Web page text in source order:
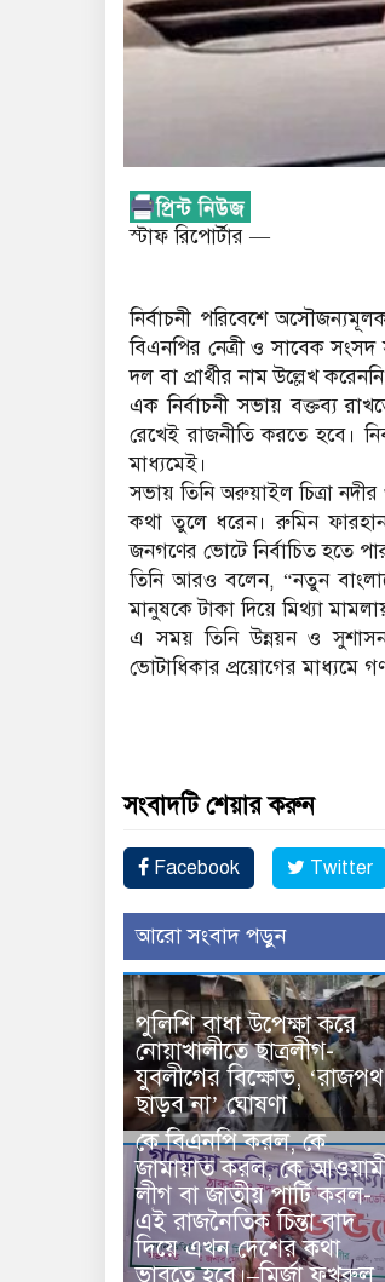
স্টাফ রিপোর্টার —
নির্বাচনী পরিবেশে
বিএনপির নেত্রী ও সাবেক সংসদ
দল বা প্রার্থীর নাম উল্লেখ
এক নির্বাচনী সভায় বক্তব্য
রেখেই রাজনীতি করতে হবে।
মাধ্যমেই।
সভায় তিনি অরুয়াইল চিত্রা
কথা তুলে ধরেন। রুমিন
জনগণের ভোটে নির্বাচিত হতে
তিনি আরও বলেন, “নতুন
মানুষকে টাকা দিয়ে মিথ্যা
এ সময় তিনি উন্নয়ন ও সুশাসন
ভোটাধিকার প্রয়োগের মাধ্যমে
সংবাদটি শেয়ার করুন
Facebook Twitter
আরো সংবাদ পড়ুন
পুলিশি বাধা উপেক্ষা করে
নোয়াখালীতে ছাত্রলীগ-
যুবলীগের বিক্ষোভ, ‘রাজপথ
ছাড়ব না’ ঘোষণা
কে বিএনপি করল, কে
জামায়াত করল, কে
লীগ বা জাতীয় পার্টি করল-
এই রাজনৈতিক চিন্তা বাদ
দিয়ে এখন দেশের কথা
ভাবতে হবে।–মির্জা ফখরুল